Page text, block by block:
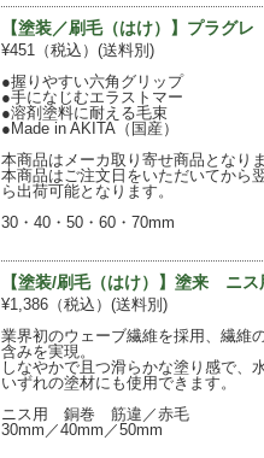
【塗装／刷毛（はけ）】プラグ
¥451（税込） (送料別)
●握りやすい六角グリップ
●手になじむエラストマー
●溶剤塗料に耐える毛束
●Made in AKITA（国産）
本商品はメーカ取り寄せ商品となり
本商品はご注文日をいただいてから
ら出荷可能となります。
30・40・50・60・70mm
【塗装/刷毛（はけ）】塗来
¥1,386（税込） (送料別)
業界初のウェーブ繊維を採用、繊維
含みを実現。
しなやかで且つ滑らかな塗り感で、
いずれの塗材にも使用できます。
ニス用 銅巻 筋違／赤毛
30mm／40mm／50mm